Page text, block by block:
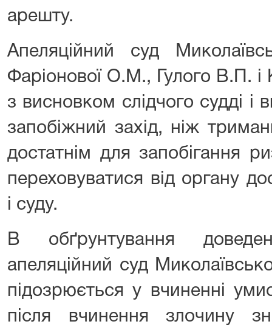
арешту.
Апеляційний суд
Фаріонової О.М., Гулого В.П.
з висновком слідчого судді і
запобіжний захід, ніж
достатнім для запобігання
переховуватися від органу
і суду.
В обґрунтування
апеляційний суд
підозрюється у вчиненні
після вчинення злочину